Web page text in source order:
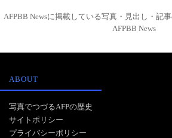
AFPBB Newsに掲載している写真・見出し・記
AFPBB News
ABOUT
写真でつづるAFPの歴史
サイトポリシー
プライバシーポリシー